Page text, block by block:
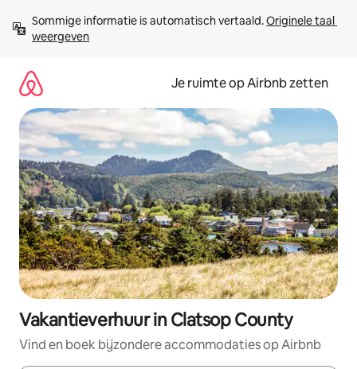
direct
naar
Sommige informatie is automatisch vertaald. Originele taal
weergeven
Je ruimte op Airbnb zetten
Vakantieverhuur in Clatsop County
Vind en boek bijzondere accommodaties op Airbnb